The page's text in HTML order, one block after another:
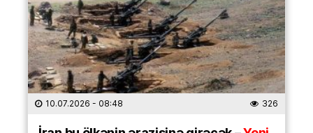
10.07.2026 - 08:48 326